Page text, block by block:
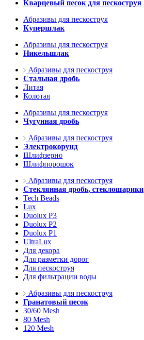
Кварцевый песок для пескоструя
Абразивы для пескоструя
Купершлак
Абразивы для пескоструя
Никельшлак
Абразивы для пескоструя
Стальная дробь
Литая
Колотая
Абразивы для пескоструя
Чугунная дробь
Абразивы для пескоструя
Электрокорунд
Шлифзерно
Шлифпорошок
Абразивы для пескоструя
Стеклянная дробь, стеклошарики
Tech Beads
Lux
Duolux P3
Duolux P2
Duolux P1
UltraLux
Для декора
Для разметки дорог
Для пескоструя
Для фильтрации воды
Абразивы для пескоструя
Гранатовый песок
30/60 Mesh
80 Mesh
120 Mesh